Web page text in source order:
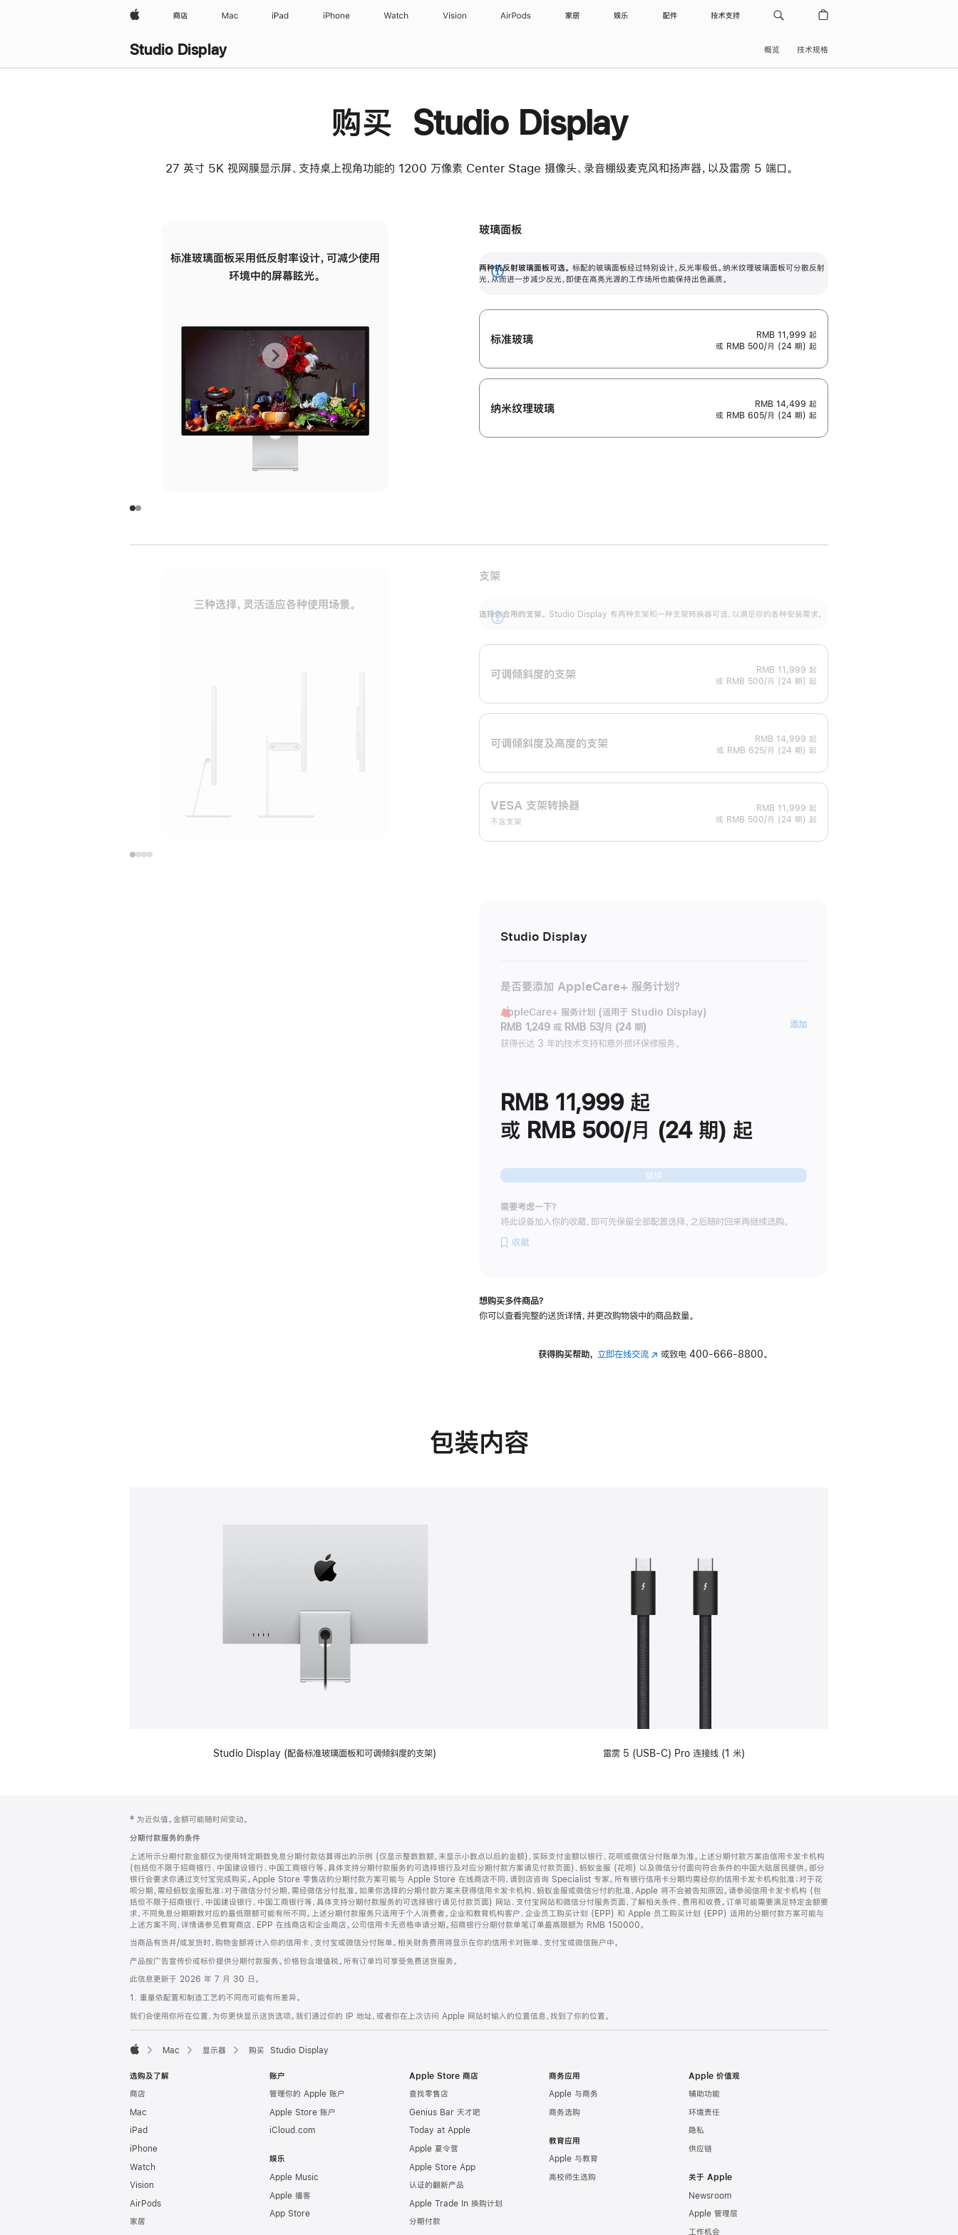
Apple 商店 Mac iPad iPhone Watch Vision AirPods 家居 娱乐 配件 技术支持
Studio Display 概览 技术规格
购买 Studio Display
27 英寸 5K 视网膜显示屏、支持桌上视角功能的 1200 万像素 Center Stage 摄像头、录音棚级麦克风和扬声器，以及雷雳 5 端口。
标准玻璃面板采用低反射率设计，可减少使用
环境中的屏幕眩光。
有高亮光源的场所使用，也能保持出色画质。
上
一
张
图
面
下
一
张
图
面
玻璃面板
两种抗反射玻璃面板可选。 标配的玻璃面板经过特别设计，反光率极低。纳米纹理玻璃面板可分散反射
光，从而进一步减少反光，即使在高亮光源的工作场所也能保持出色画质。
展
标准玻璃 RMB 11,999 起
或 RMB 500/月 (24 期) 起
纳米纹理玻璃 RMB 14,499 起
或 RMB 605/月 (24 期) 起
三种选择，灵活适应各种使用场景。
调节范围。
毫米的高度调节范围。
张
张
支架
选择你合用的支架。 Studio Display 有两种支架和一种支架转换器可选，以满足你的各种安装需求。
展
开
可调倾斜度的支架 RMB 11,999 起
或 RMB 500/月 (24 期) 起
可调倾斜度及高‍度的支‍架 RMB 14,999 起
或 RMB 625/月 (24 期) 起
VESA 支架转换器
不含支架
RMB 11,999 起
或 RMB 500/月 (24 期) 起
Studio Display
是否要添加 AppleCare+ 服务计划？
AppleCare+ 服务计划 (适用于 Studio Display)
RMB 1,249 或 RMB 53/月 (24 期)
获得长达 3 年的技术支持和意外损坏保修服务。
添加
RMB 11,999 起
或 RMB 500/月 (24 期) 起
继续
需要考虑一下？
将此设备加入你的收藏，即可先保留全部配置选择，之后随时回来再继续选购。
收藏
想购买多件商品？
你可以查看完整的送货详情，并更改购物袋中的商品数量。
获得购买帮助， 立即在线交流(在 或致电400-666-8800。
包装内容
Studio Display (配备标准玻璃面板和可调倾斜度的支架) 雷雳 5 (USB-C) Pro 连接线 (1 米)
页
脚
注
‡ 为近似值。金额可能随时间变动。
分期付款服务的条件
上述所示分期付款金额仅为使用特定期数免息分期付款估算得出的示例 (仅显示整数数额，未显示小数点以后的金额)，实际支付金额以银行、花呗或微信分付账单为准。上述分期付款方案由信用卡发卡机构
(包括但不限于招商银行、中国建设银行、中国工商银行等，具体支持分期付款服务的可选择银行及对应分期付款方案请见付款页面)、蚂蚁金服 (花呗) 以及微信分付面向符合条件的中国大陆居民提供。部分
银行会要求你通过支付宝完成购买。Apple Store 零售店的分期付款方案可能与 Apple Store 在线商店不同，请到店咨询 Specialist 专家。所有银行信用卡分期均需经你的信用卡发卡机构批准；对于花
呗分期，需经蚂蚁金服批准；对于微信分付分期，需经微信分付批准。如果你选择的分期付款方案未获得信用卡发卡机构、蚂蚁金服或微信分付的批准，Apple 将不会被告知原因。请参阅信用卡发卡机构 (包
括但不限于招商银行、中国建设银行、中国工商银行等，具体支持分期付款服务的可选择银行请见付款页面) 网站、支付宝网站和微信分付服务页面，了解相关条件、费用和收费。订单可能需要满足特定金额要
求，不同免息分期期数对应的最低限额可能有所不同。上述分期付款服务只适用于个人消费者。企业和教育机构客户、企业员工购买计划 (EPP) 和 Apple 员工购买计划 (EPP) 适用的分期付款方案可能与
上述方案不同，详情请参见教育商店、EPP 在线商店和企业商店。公司信用卡无资格申请分期。招商银行分期付款单笔订单最高限额为 RMB 150000。
当商品有货并/或发货时，购物金额将计入你的信用卡、支付宝或微信分付账单。相关财务费用将显示在你的信用卡对账单、支付宝或微信账户中。
产品按广告宣传价或标价提供分期付款服务。价格包含增值税。所有订单均可享受免费送货服务。
此信息更新于 2026 年 7 月 30 日。
1. 重量依配置和制造工艺的不同而可能有所差异。
我们会使用你所在位置，为你更快显示送货选项。我们通过你的 IP 地址，或者你在上次访问 Apple 网站时输入的位置信息，找到了你的位置。
Mac 显示器 购买 Studio Display
选购及了解
商店
Mac
iPad
iPhone
Watch
Vision
AirPods
家居
账户
管理你的 Apple 账户
Apple Store 账户
iCloud.com
娱乐
Apple Music
Apple 播客
App Store
Apple Store 商店
查找零售店
Genius Bar 天才吧
Today at Apple
Apple 夏令营
Apple Store App
认证的翻新产品
Apple Trade In 换购计划
分期付款
商务应用
Apple 与商务
商务选购
教育应用
Apple 与教育
高校师生选购
Apple 价值观
辅助功能
环境责任
隐私
供应链
关于 Apple
Newsroom
Apple 管理层
工作机会